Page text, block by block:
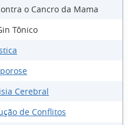
o Cancro da Mama
Tônico
Cerebral
de Conflitos